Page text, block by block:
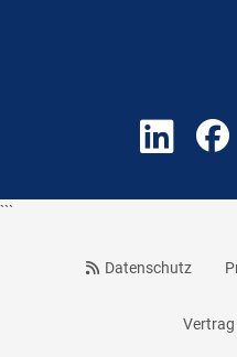
```
Datenschutz